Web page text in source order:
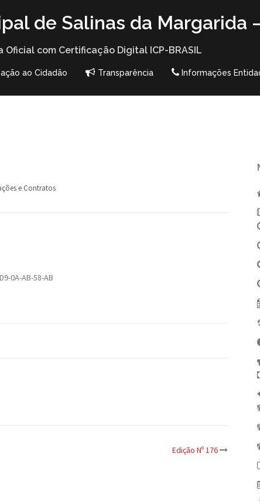
de Salinas da Margarida
Oficial com Certificação Digital ICP-BRASIL
ao Cidadão Transparência Informações
e Contratos
0A-AB-58-AB
Edição Nº 176